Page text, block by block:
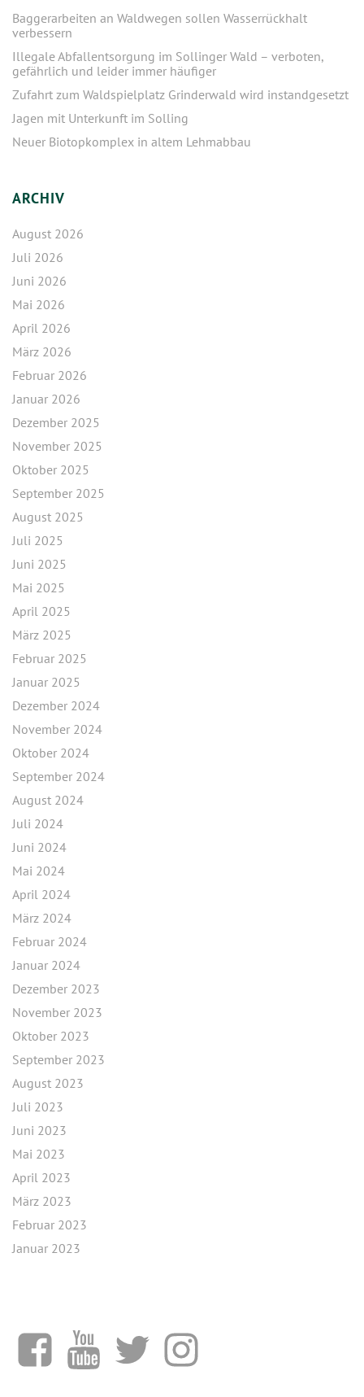
Baggerarbeiten an Waldwegen sollen Wasserrückhalt
verbessern
Illegale Abfallentsorgung im Sollinger Wald – verboten,
gefährlich und leider immer häufiger
Zufahrt zum Waldspielplatz Grinderwald wird instandgesetzt
Jagen mit Unterkunft im Solling
Neuer Biotopkomplex in altem Lehmabbau
ARCHIV
August 2026
Juli 2026
Juni 2026
Mai 2026
April 2026
März 2026
Februar 2026
Januar 2026
Dezember 2025
November 2025
Oktober 2025
September 2025
August 2025
Juli 2025
Juni 2025
Mai 2025
April 2025
März 2025
Februar 2025
Januar 2025
Dezember 2024
November 2024
Oktober 2024
September 2024
August 2024
Juli 2024
Juni 2024
Mai 2024
April 2024
März 2024
Februar 2024
Januar 2024
Dezember 2023
November 2023
Oktober 2023
September 2023
August 2023
Juli 2023
Juni 2023
Mai 2023
April 2023
März 2023
Februar 2023
Januar 2023